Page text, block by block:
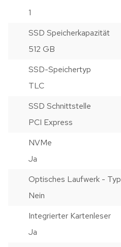
1
SSD Speicherkapazität
512 GB
SSD-Speichertyp
TLC
SSD Schnittstelle
PCI Express
NVMe
Ja
Optisches Laufwerk - Typ
Nein
Integrierter Kartenleser
Ja